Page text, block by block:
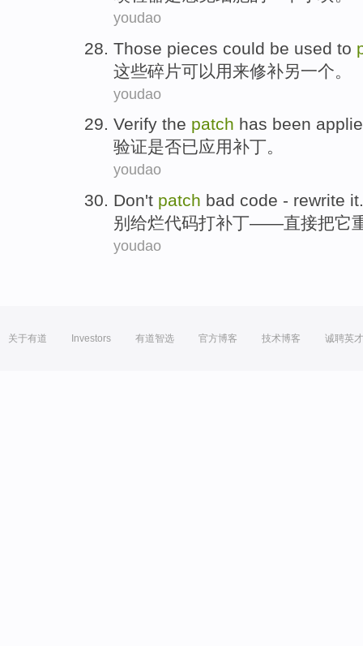
youdao
Those pieces could be used to
这些碎片可以 用来修补另一个 。
youdao
Verify the patch has been
验证是否已应用补丁。
youdao
Don't patch bad code - rewrite it.
别 给烂代码打补丁——直接把它
youdao
关于有道 Investors 有道智选 官方博客 技术博客 诚聘英才